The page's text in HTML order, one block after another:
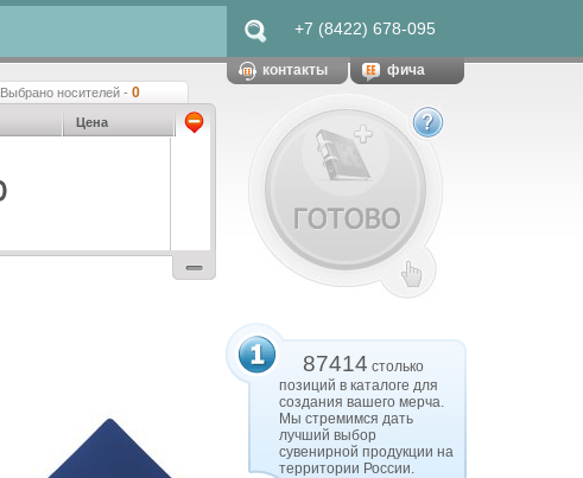
+7 (8422) 678-095
Выбрано носителей - 0
Цена
контакты фича
87414 столько
позиций в каталоге для
создания вашего мерча.
Мы стремимся дать
лучший выбор
сувенирной продукции на
территории России.